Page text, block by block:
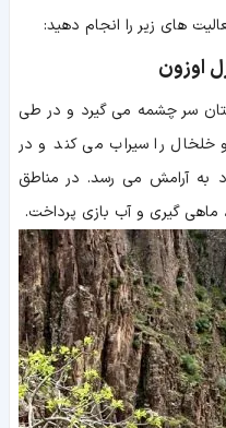
های زیر را انجام دهید:
اوزون
سر چشمه می گیرد و در طی
را سیراب می کند و در
به آرامش می رسد. در مناطق
ماهی گیری و آب بازی پرداخت.